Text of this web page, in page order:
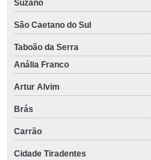
Suzano
São Caetano do Sul
Taboão da Serra
Anália Franco
Artur Alvim
Brás
Carrão
Cidade Tiradentes